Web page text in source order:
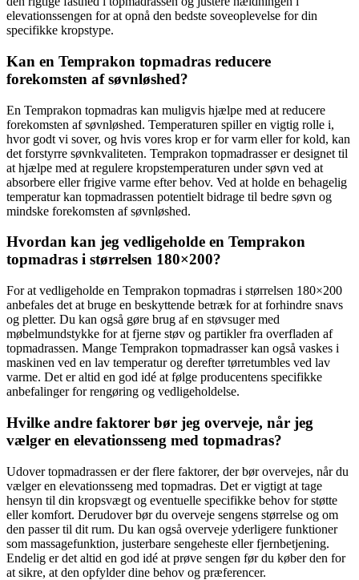
elevationssengen for at opnå den bedste soveoplevelse for din
specifikke kropstype.
Kan en Temprakon topmadras reducere
forekomsten af søvnløshed?
En Temprakon topmadras kan muligvis hjælpe med at reducere
forekomsten af søvnløshed. Temperaturen spiller en vigtig rolle i,
hvor godt vi sover, og hvis vores krop er for varm eller for kold, kan
det forstyrre søvnkvaliteten. Temprakon topmadrasser er designet til
at hjælpe med at regulere kropstemperaturen under søvn ved at
absorbere eller frigive varme efter behov. Ved at holde en behagelig
temperatur kan topmadrassen potentielt bidrage til bedre søvn og
mindske forekomsten af søvnløshed.
Hvordan kan jeg vedligeholde en Temprakon
topmadras i størrelsen 180×200?
For at vedligeholde en Temprakon topmadras i størrelsen 180×200
anbefales det at bruge en beskyttende betræk for at forhindre snavs
og pletter. Du kan også gøre brug af en støvsuger med
møbelmundstykke for at fjerne støv og partikler fra overfladen af
topmadrassen. Mange Temprakon topmadrasser kan også vaskes i
maskinen ved en lav temperatur og derefter tørretumbles ved lav
varme. Det er altid en god idé at følge producentens specifikke
anbefalinger for rengøring og vedligeholdelse.
Hvilke andre faktorer bør jeg overveje, når jeg
vælger en elevationsseng med topmadras?
Udover topmadrassen er der flere faktorer, der bør overvejes, når du
vælger en elevationsseng med topmadras. Det er vigtigt at tage
hensyn til din kropsvægt og eventuelle specifikke behov for støtte
eller komfort. Derudover bør du overveje sengens størrelse og om
den passer til dit rum. Du kan også overveje yderligere funktioner
som massagefunktion, justerbare sengeheste eller fjernbetjening.
Endelig er det altid en god idé at prøve sengen før du køber den for
at sikre, at den opfylder dine behov og præferencer.